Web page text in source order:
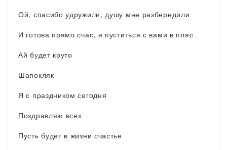
Ой, спасибо удружили, душу мне разбередили
И готова прямо счас, я пуститься с вами в пляс
Ай будет круто
Шапокляк
Я с праздником сегодня
Поздравляю всех
Пусть будет в жизни счастье